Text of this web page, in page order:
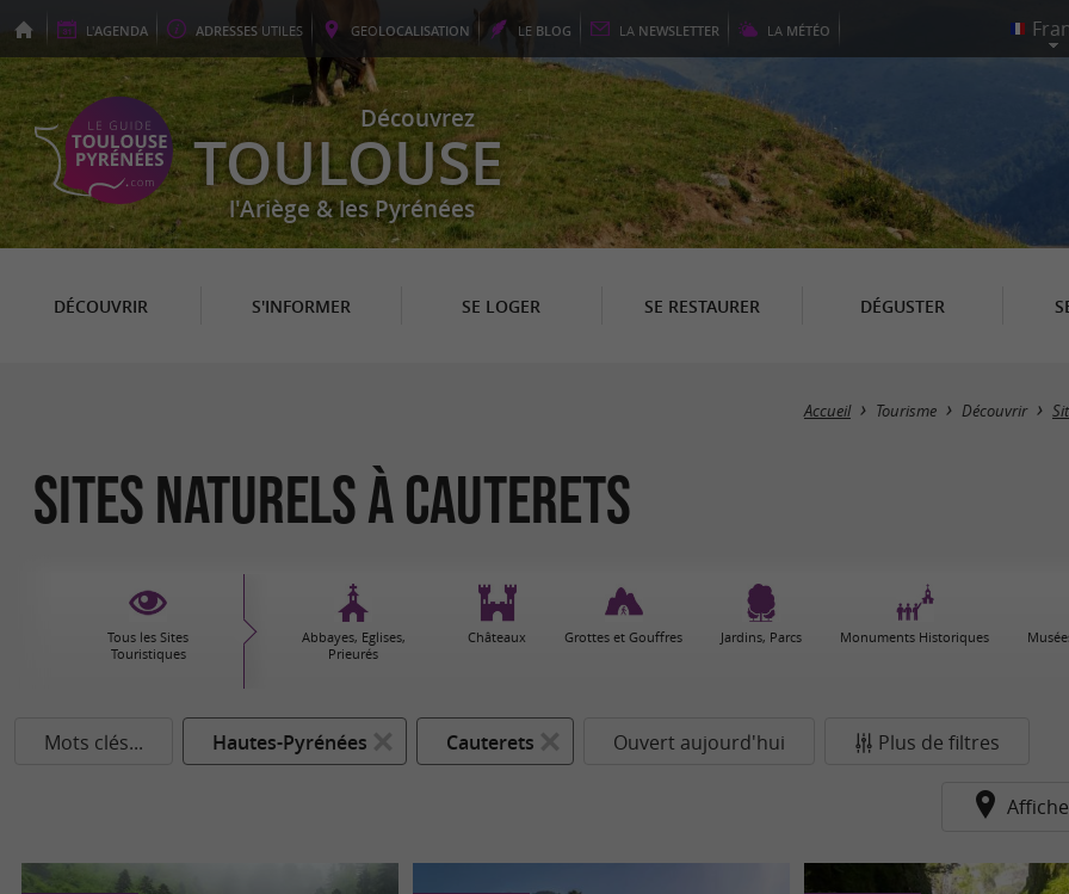
L'AGENDA ADRESSES UTILES GEOLOCALISATION LE BLOG LA NEWSLETTER LA MÉTÉO
Découvrez
TOULOUSE
l'Ariège & les Pyrénées
DÉCOUVRIR S'INFORMER SE LOGER SE RESTAURER DÉGUSTER
Accueil Tourisme Découvrir
Sites Naturels à Cauterets
Tous les Sites
Touristiques
Abbayes, Eglises,
Prieurés
Châteaux Grottes et Gouffres Jardins, Parcs Monuments Historiques
Mots clés... Hautes-Pyrénées Cauterets Ouvert aujourd'hui Plus de filtres